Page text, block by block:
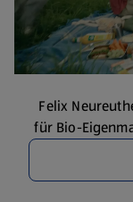
Felix
für Bio-